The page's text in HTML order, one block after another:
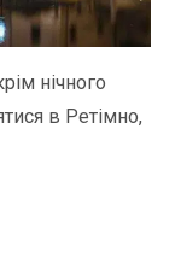
нічного
в Ретімно,